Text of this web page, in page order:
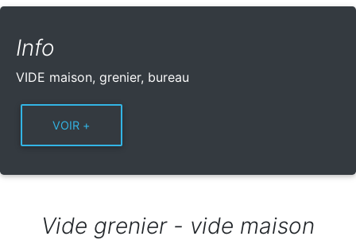
Info
VIDE maison, grenier, bureau
Vide grenier - vide maison